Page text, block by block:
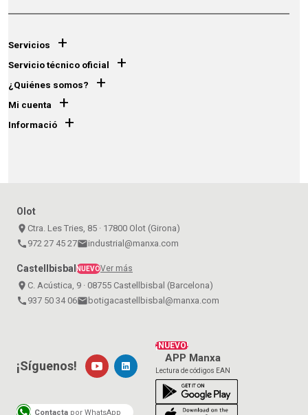
Servicios +
Servicio técnico oficial +
¿Quiénes somos? +
Mi cuenta +
Informació +
Olot
place Ctra. Les Tries, 85 · 17800 Olot (Girona)
call 972 27 45 27emailindustrial@manxa.com
CastellbisbalNUEVOVer más
place C. Acústica, 9 · 08755 Castellbisbal (Barcelona)
call 937 50 34 06emailbotigacastellbisbal@manxa.com
¡NUEVO!
APP Manxa
Lectura de códigos EAN
¡Síguenos!
Contacta por WhatsApp